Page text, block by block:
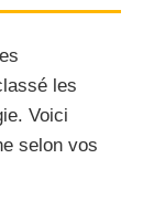
les
Voici
selon vos